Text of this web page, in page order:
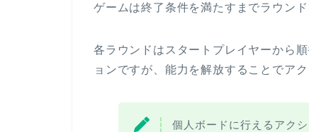
ゲームは終了条件を満たすまでラウンド
各ラウンドはスタートプレイヤーから
ョンですが、能力を解放することでア
個人ボードに行えるアク